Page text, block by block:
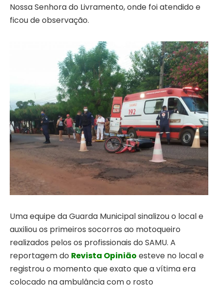
Nossa Senhora do Livramento, onde foi atendido e
ficou de observação.
Uma equipe da Guarda Municipal sinalizou o local e
auxiliou os primeiros socorros ao motoqueiro
realizados pelos os profissionais do SAMU. A
reportagem do Revista Opinião esteve no local e
registrou o momento que exato que a vítima era
colocado na ambulância com o rosto